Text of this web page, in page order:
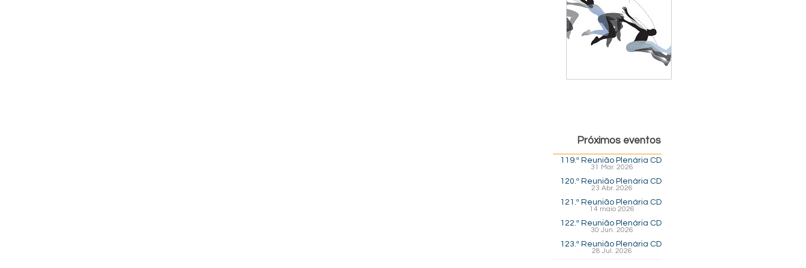
Próximos eventos
119.ª Reunião Plenária CD
31 Mar. 2026
120.ª Reunião Plenária CD
23 Abr. 2026
121.ª Reunião Plenária CD
14 maio 2026
122.ª Reunião Plenária CD
30 Jun. 2026
123.ª Reunião Plenária CD
28 Jul. 2026